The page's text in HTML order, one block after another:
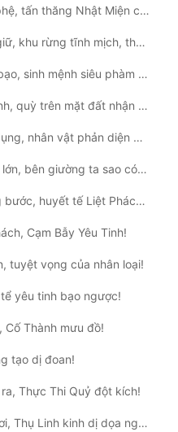
Chương 74: Khủng bố thôn phệ, tấn thăng Nhật Miện cảnh Tai Ách Kỵ Sĩ!
Chương 75: Tâm linh bị bắt giữ, khu rừng tĩnh mịch, thanh bình!
Chương 76: Bất thường táo bạo, sinh mệnh siêu phàm cao nhân nhất đẳng!
Chương 77: Tự Nhiên Thụ Linh, quỳ trên mặt đất nhận ta làm chủ!
Chương 78: Ân uy cùng sử dụng, nhân vật phản diện mê người!
Chương 79: Tận thế biến đổi lớn, bên giường ta sao có thể để người khác ngáy ngủ!
Chương 80: Thận trọng từng bước, huyết tế Liệt Phách đao!
Cạm Bẫy Yêu Tinh!
tuyệt vọng của nhân loại!
yêu tinh bạo ngược!
Cố Thành mưu đồ!
tạo dị đoan!
Thực Thi Quỷ đột kích!
Chương 87: Thuế biến đỏ tươi, Thụ Linh kinh dị dọa người!